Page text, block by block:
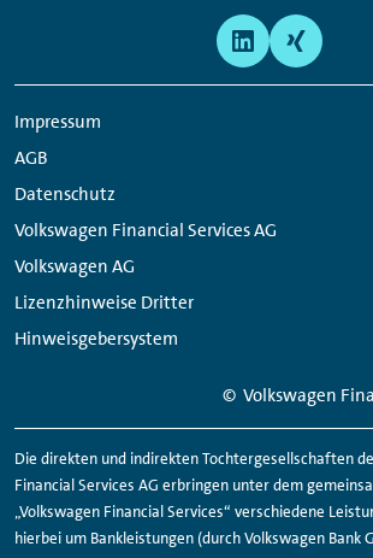
Impressum
AGB
Datenschutz
Volkswagen Financial Services AG
Volkswagen AG
Lizenzhinweise Dritter
Hinweisgebersystem
© Volkswagen
Die direkten und indirekten Tochtergesellschaften
FinancialServices AG erbringen unter dem
„Volkswagen FinancialServices“ verschiedene
hierbei um Bankleistungen (durch Volkswagen Bank